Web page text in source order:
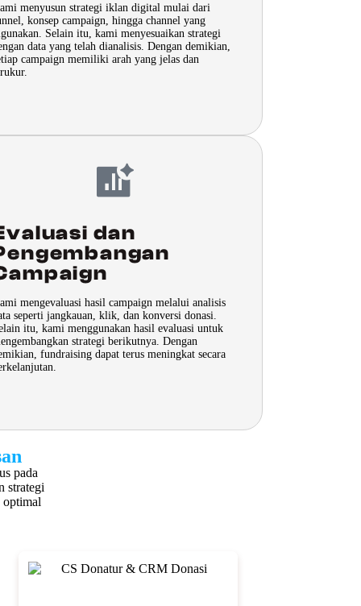
menyusun strategi iklan digital mulai dari
konsep campaign, hingga channel yang
Selain itu, kami menyesuaikan strategi
data yang telah dianalisis. Dengan demikian,
campaign memiliki arah yang jelas dan
dan
mengevaluasi hasil campaign melalui analisis
seperti jangkauan, klik, dan konversi donasi.
itu, kami menggunakan hasil evaluasi untuk
strategi berikutnya. Dengan
fundraising dapat terus meningkat secara
pada
strategi
optimal